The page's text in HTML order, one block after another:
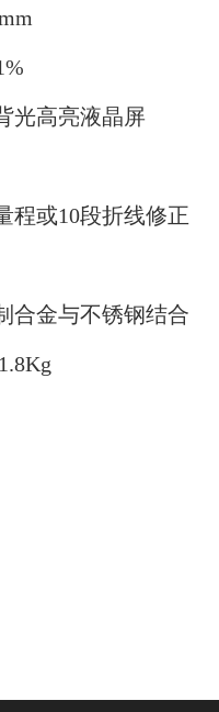
高亮液晶屏
10段折线修正
与不锈钢结合